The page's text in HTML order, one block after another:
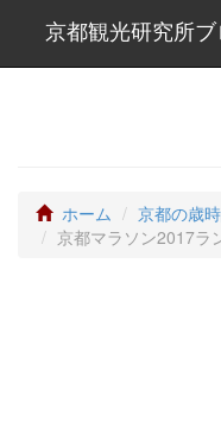
京都観光研究所ブ
ホーム
京都の歳時
京都マラソン2017ラ